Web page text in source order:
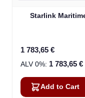
Starlink
1 783,65 €
1 783,65 €
Add to Cart